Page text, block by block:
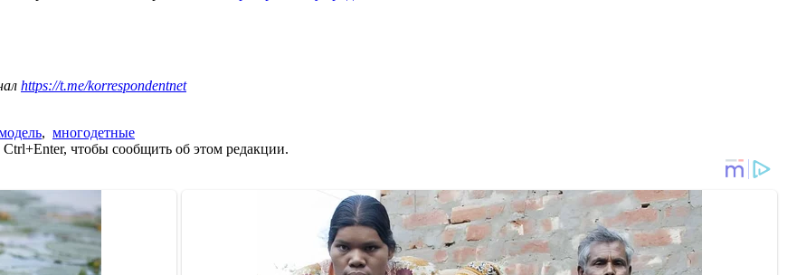
https://t.me/korrespondentnet
, многодетные
чтобы сообщить об этом редакции.